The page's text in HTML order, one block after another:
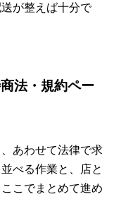
が整えば十分で
法・規約ペー
あわせて法律で求
べる作業と、店と
こでまとめて進め